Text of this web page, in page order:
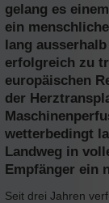
gelang es
ein
lang
erfolgreich zu
europäischen
der
wetterbedingt
Landweg in
Empfänger ein
Seit drei Jahren